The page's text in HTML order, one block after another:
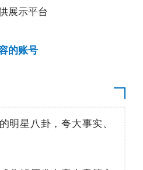
展示平台
的账号
明星八卦，夸大事实、